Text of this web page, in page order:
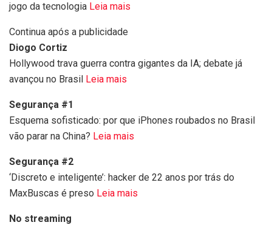
jogo da tecnologia Leia mais
Continua após a publicidade
Diogo Cortiz
Hollywood trava guerra contra gigantes da IA; debate já
avançou no Brasil Leia mais
Segurança #1
Esquema sofisticado: por que iPhones roubados no Brasil
vão parar na China? Leia mais
Segurança #2
‘Discreto e inteligente’: hacker de 22 anos por trás do
MaxBuscas é preso Leia mais
No streaming